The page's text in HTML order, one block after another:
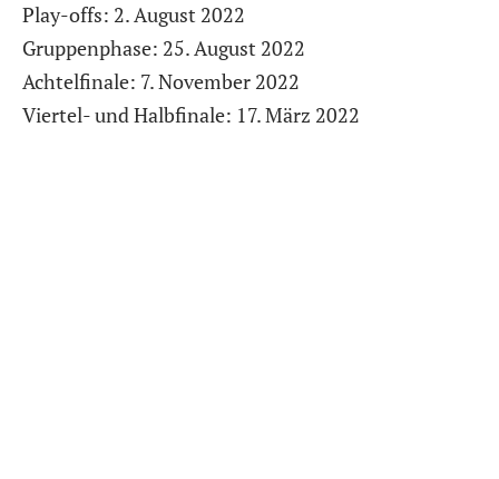
Play-offs: 2. August 2022
Gruppenphase: 25. August 2022
Achtelfinale: 7. November 2022
Viertel- und Halbfinale: 17. März 2022